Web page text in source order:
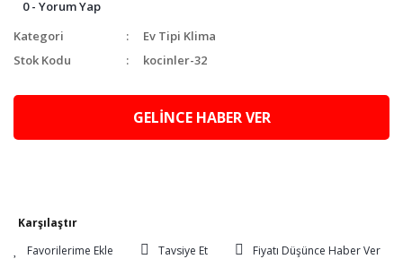
0 - Yorum Yap
Kategori
Ev Tipi Klima
Stok Kodu
kocinler-32
GELİNCE HABER VER
Karşılaştır
Tavsiye Et
Fiyatı Düşünce Haber Ver